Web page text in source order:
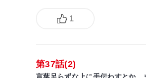
1
第37話(2)
言葉足らずな上に手伝わすとか…